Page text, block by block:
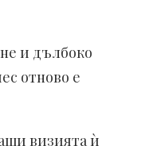
и дълбоко
отново е
визията ѝ